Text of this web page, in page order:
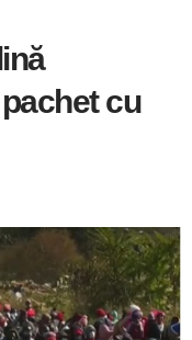
cu